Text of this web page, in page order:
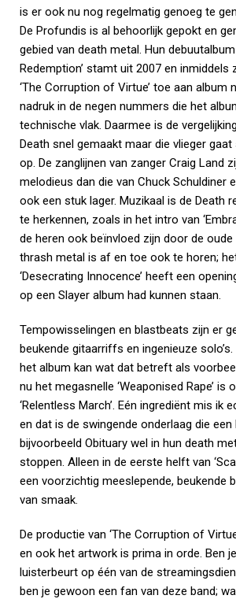
is er ook nu nog regelmatig genoeg te
De Profundis is al behoorlijk gepokt en
gebied van death metal. Hun debuutalbum
Redemption’ stamt uit 2007 en inmiddels
‘The Corruption of Virtue’ toe aan album
nadruk in de negen nummers die het
technische vlak. Daarmee is de
Death snel gemaakt maar die vlieger
op. De zanglijnen van zanger Craig Land
melodieus dan die van Chuck Schuldiner
ook een stuk lager. Muzikaal is de Death
te herkennen, zoals in het intro van
de heren ook beïnvloed zijn door de oude
thrash metal is af en toe ook te horen;
‘Desecrating Innocence’ heeft een
op een Slayer album had kunnen staan.
Tempowisselingen en blastbeats zijn er
beukende gitaarriffs en ingenieuze
het album kan wat dat betreft als
nu het megasnelle ‘Weaponised Rape’ is
‘Relentless March’. Eén ingrediënt mis ik
en dat is de swingende onderlaag die een
bijvoorbeeld Obituary wel in hun death
stoppen. Alleen in de eerste helft van
een voorzichtig meeslepende, beukende
van smaak.
De productie van ‘The Corruption of
en ook het artwork is prima in orde. Ben
luisterbeurt op één van de
ben je gewoon een fan van deze band;